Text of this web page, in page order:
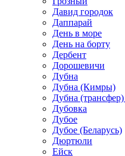
Давид городок
Даппарай
День в море
День на борту
Дербент
Дорошевичи
Дубна
Дубна (Кимры)
Дубна
Дубовка
Дубое
Дубое (Беларусь)
Дюртюли
Ейск